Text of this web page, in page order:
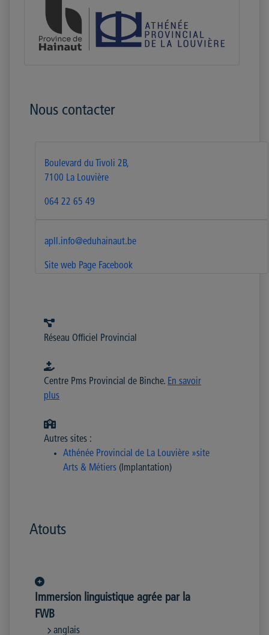
Nous contacter
Boulevard du Tivoli 2B,
7100 La Louvière
064 22 65 49
apll.info@eduhainaut.be
Site web Page Facebook
Réseau Officiel Provincial
Centre Pms Provincial de Binche. En savoir
plus
Autres sites :
Athénée Provincial de La Louvière »site
Arts & Métiers (Implantation)
Atouts
Immersion linguistique agrée par la
FWB
anglais